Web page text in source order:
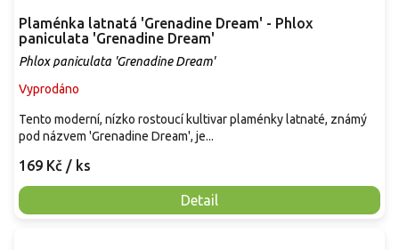
Plaménka latnatá 'Grenadine Dream' - Phlox
paniculata 'Grenadine Dream'
Phlox paniculata 'Grenadine Dream'
Vyprodáno
169 Kč / ks
Detail
Tento moderní, nízko rostoucí kultivar plaménky latnaté, známý
pod názvem 'Grenadine Dream', je...